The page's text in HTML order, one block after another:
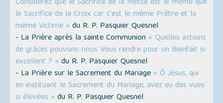
le Sacrifice de la Croix car c'est le même Prêtre et la
même Victime » du R. P. Pasquier Quesnel
- La Prière après la sainte Communion « Quelles actions
de grâces pouvons-nous Vous rendre pour un Bienfait si
excellent ? » du R. P. Pasquier Quesnel
- La Prière sur le Sacrement du Mariage « Ô Jésus, qui
en instituant le Sacrement du Mariage, avez eu des vues
si élevées » du R. P. Pasquier Quesnel